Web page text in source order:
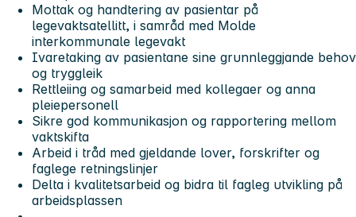
Mottak og handtering av pasientar på
legevaktsatellitt, i samråd med Molde
interkommunale legevakt
Ivaretaking av pasientane sine grunnleggjande behov
og tryggleik
Rettleiing og samarbeid med kollegaer og anna
pleiepersonell
Sikre god kommunikasjon og rapportering mellom
vaktskifta
Arbeid i tråd med gjeldande lover, forskrifter og
faglege retningslinjer
Delta i kvalitetsarbeid og bidra til fagleg utvikling på
arbeidsplassen